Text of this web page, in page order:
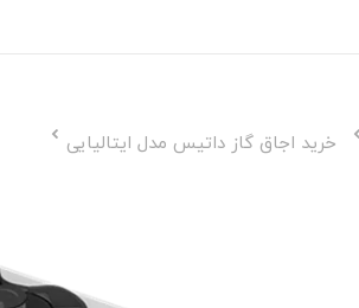
خرید اجاق گاز داتیس مدل ایتالیایی